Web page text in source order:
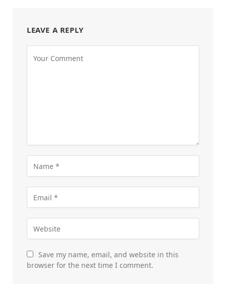
LEAVE A REPLY
Save my name, email, and website in this
browser for the next time I comment.